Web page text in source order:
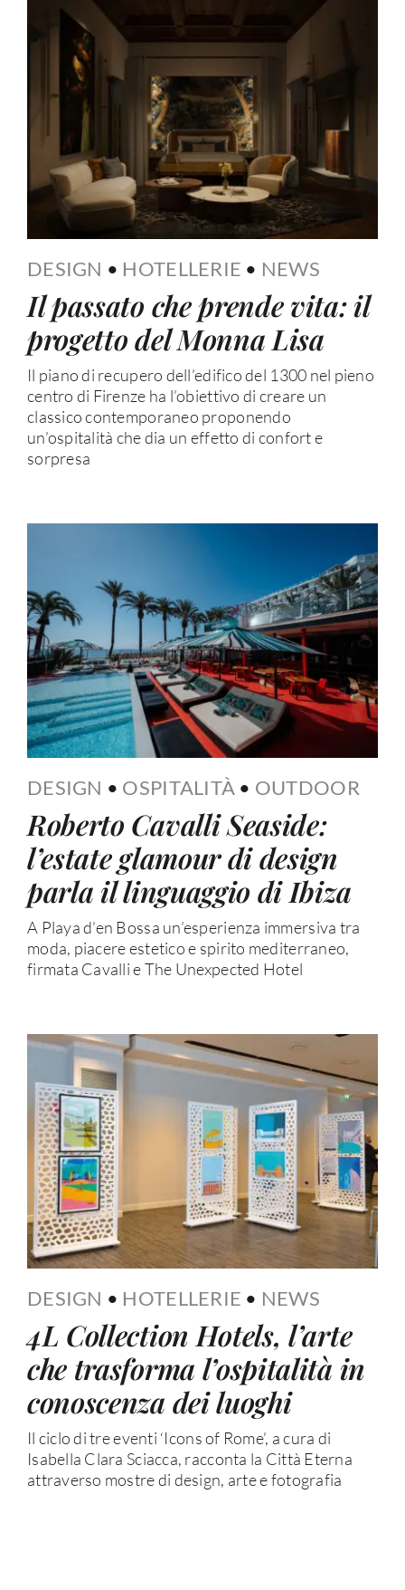
DESIGN • HOTELLERIE • NEWS
Il passato che prende vita: il
progetto del Monna Lisa
Il piano di recupero dell’edifico del 1300 nel pieno
centro di Firenze ha l’obiettivo di creare un
classico contemporaneo proponendo
un’ospitalità che dia un effetto di confort e
sorpresa
DESIGN • OSPITALITÀ • OUTDOOR
Roberto Cavalli Seaside:
l’estate glamour di design
parla il linguaggio di Ibiza
A Playa d’en Bossa un’esperienza immersiva tra
moda, piacere estetico e spirito mediterraneo,
firmata Cavalli e The Unexpected Hotel
DESIGN • HOTELLERIE • NEWS
4L Collection Hotels, l’arte
che trasforma l’ospitalità in
conoscenza dei luoghi
Il ciclo di tre eventi ‘Icons of Rome’, a cura di
Isabella Clara Sciacca, racconta la Città Eterna
attraverso mostre di design, arte e fotografia